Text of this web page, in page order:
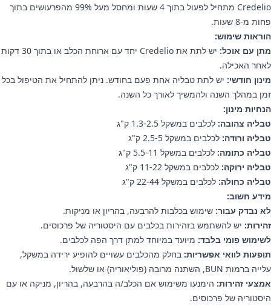
Credelio מתחיל לפעול בתוך 4 שעות ומחסל מעל 99% מהפרעושים בתוך
פחות מ-8 שעות.
הוראות שימוש:
מתן עם אוכל:
יש לתת את Credelio יחד עם ארוחת הכלב או בתוך 30 דקות
לאחר האכילה.
מינון חודשי: יש לתת טבליה אחת פעם בחודש. ניתן להתחיל את הטיפול בכל
זמן במהלך השנה ולהמשיך לאורך כל השנה.
הנחיות מינון:
טבליה צהובה: לכלבים במשקל 1.3-2.5 ק"ג
טבליה ורודה: לכלבים במשקל 2.5-5 ק"ג
טבליה כתומה: לכלבים במשקל 5.5-11 ק"ג
טבליה ירוקה: לכלבים במשקל 11-22 ק"ג
טבליה כחולה: לכלבים במשקל 22-44 ק"ג
מידע חשוב:
לא נבדק עבור: שימוש בכלבות להרבעה, בהריון או מניקות.
זהירות: יש להשתמש בזהירות בכלבים עם היסטוריה של פרכוסים.
לשימוש פומי בלבד: מיועד במיוחד למתן דרך הפה לכלבים.
תופעות לוואי אפשריות: בחלק מהכלבים עשויים להופיע ירידה במשקל,
עלייה ברמות BUN, השתנה מרובה (פוליאוריה) או שלשול.
אמצעי זהירות: הימנעו משימוש אם הכלב/ה בהרבעה, בהריון, מניקה או עם
היסטוריה של פרכוסים.